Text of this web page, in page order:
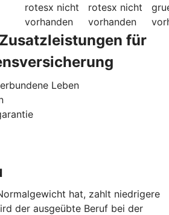
rotesx nicht
vorhanden
rotesx nicht
vorhanden
für
Leben
hat, zahlt niedrigere
der ausgeübte Beruf bei der